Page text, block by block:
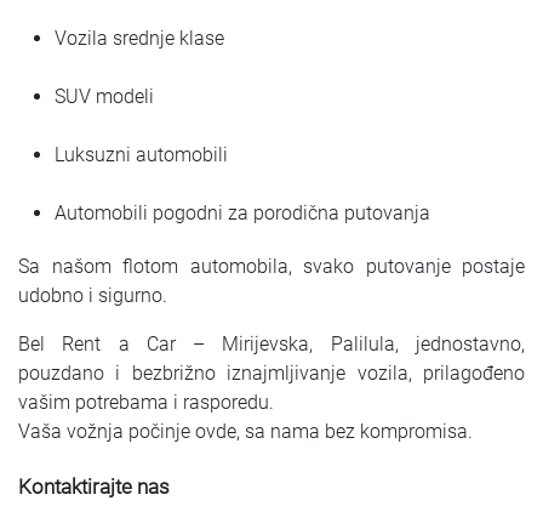
Vozila srednje klase
SUV modeli
Luksuzni automobili
Automobili pogodni za porodična putovanja
Sa našom flotom automobila, svako putovanje postaje
udobno i sigurno.
Bel Rent a Car – Mirijevska, Palilula, jednostavno,
pouzdano i bezbrižno iznajmljivanje vozila, prilagođeno
vašim potrebama i rasporedu.
Vaša vožnja počinje ovde, sa nama bez kompromisa.
Kontaktirajte nas